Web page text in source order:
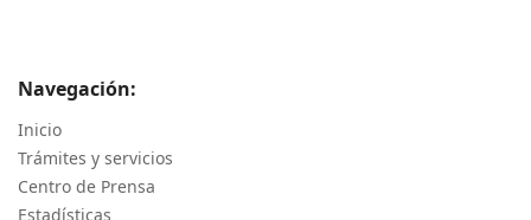
Navegación:
Inicio
Trámites y servicios
Centro de Prensa
Estadísticas